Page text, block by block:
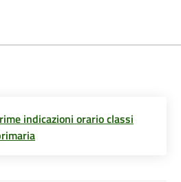
indicazioni orario classi